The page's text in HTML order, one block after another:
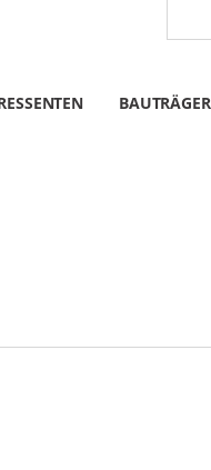
BAUTRÄGER